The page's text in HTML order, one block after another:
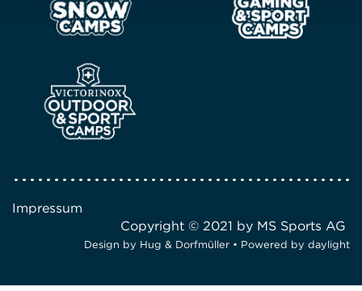
Impressum
Copyright © 2021 by MS Sports AG
Design by Hug & Dorfmüller • Powered by daylight